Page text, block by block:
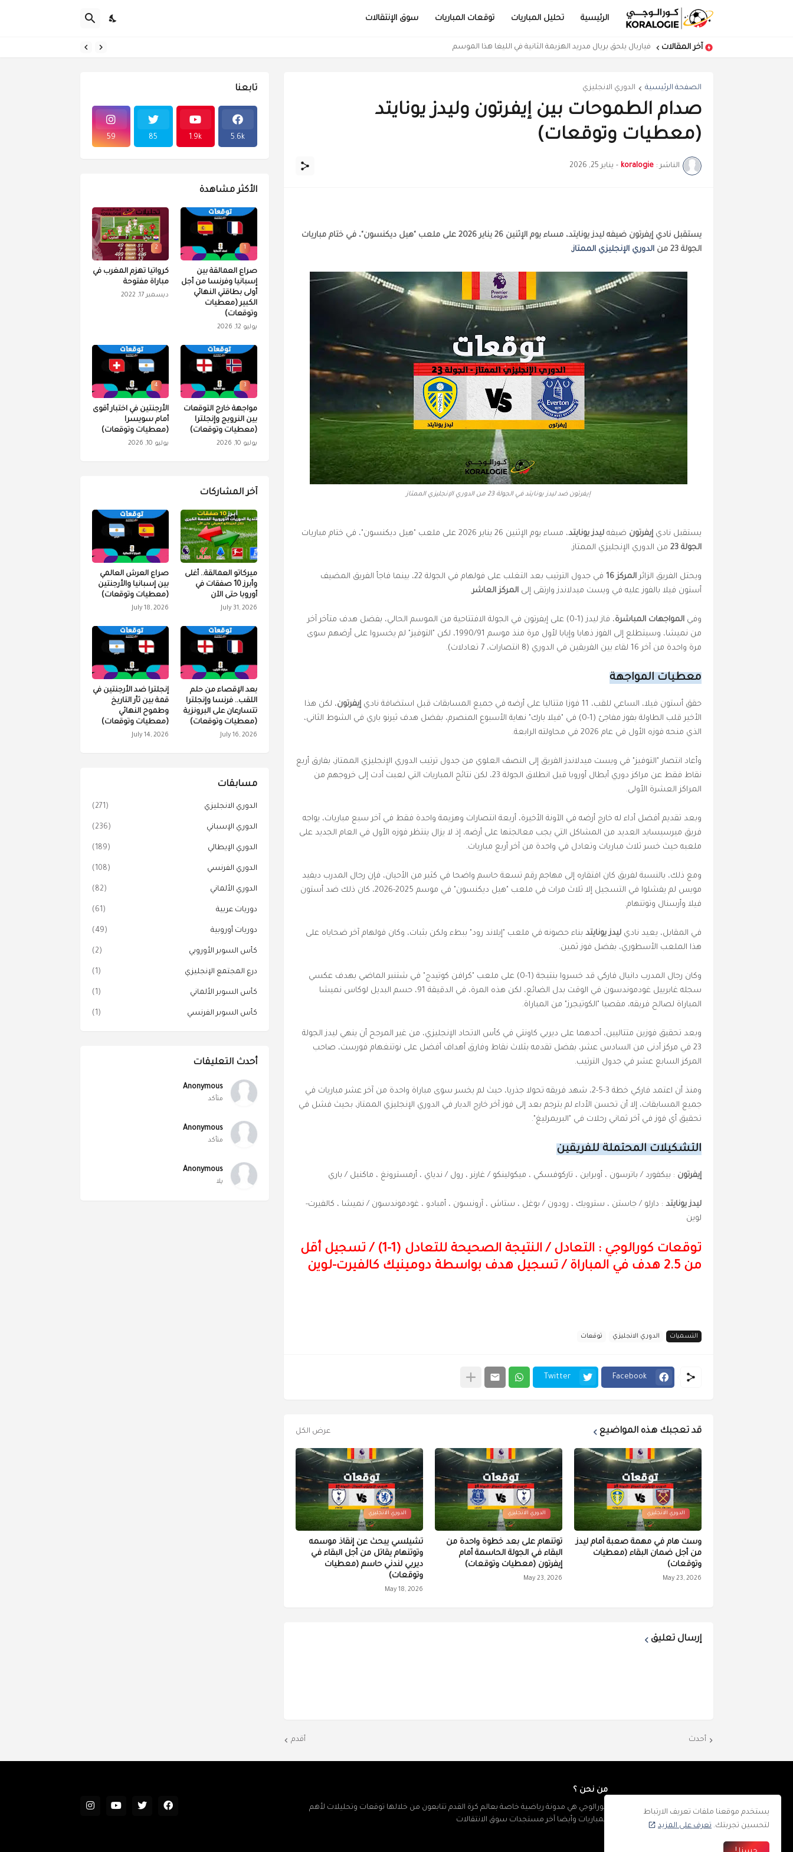
الرئيسية تحليل المباريات توقعات المباريات سوق الإنتقالات
آخر المقالات فياريال يلحق بريال مدريد الهزيمة الثانية في الليغا هذا الموسم
الصفحة الرئيسية الدوري الانجليزي
صدام الطموحات بين إيفرتون وليدز يونايتد
(معطيات وتوقعات)
الناشر : koralogie
- يناير 25, 2026
يستقبل نادي إيفرتون ضيفه ليدز يونايتد، مساء يوم الإثنين 26 يناير 2026 على ملعب "هيل ديكنسون"، في ختام مباريات
الجولة 23 من
الدوري الإنجليزي الممتاز.
إيفرتون ضد ليدز يونايتد في الجولة 23 من الدوري الإنجليزي الممتاز
يستقبل ناديإيفرتون ضيفهليدز يونايتد، مساء يوم الإثنين 26 يناير 2026 على ملعب "هيل ديكنسون"، في ختام مباريات
الجولة 23
من الدوري الإنجليزي الممتاز.
ويحتل الفريق الزائرالمركز 16
في جدول الترتيب بعد التغلب على فولهام في الجولة 22، بينما فاجأ الفريق المضيف
أستون فيلا بالفوز عليه في ويست ميدلاندز وارتقى إلىالمركز العاشر.
وفيالمواجهات المباشرة،
فاز ليدز (1-0) على إيفرتون في الجولة الافتتاحية من الموسم الحالي، بفضل هدف متأخر آخر
من نميشا، وسيتطلع إلى الفوز ذهابا وإيابا لأول مرة منذ موسم 1990/91، لكن "التوفيز" لم يخسروا على أرضهم سوى
مرة واحدة من آخر 16 لقاء بين الفريقين في الدوري (8 انتصارات، 7 تعادلات).
معطيات المواجهة
حقق أستون فيلا، الساعي للقب، 11 فوزا متتاليا على أرضه في جميع المسابقات قبل استضافة نادي إيفرتون، لكن هذا
الأخير قلب الطاولة بفوز مفاجئ (1-0) في "فيلا بارك" نهاية الأسبوع المنصرم، بفضل هدف ثيرنو باري في الشوط الثاني،
الذي منحه فوزه الأول في عام 2026 في محاولته الرابعة.
وأعاد انتصار "التوفيز" في ويست ميدلاندز الفريق إلى النصف العلوي من جدول ترتيب الدوري الإنجليزي الممتاز، بفارق أربع
نقاط فقط عن مراكز دوري أبطال أوروبا قبل انطلاق الجولة 23، لكن نتائج المباريات التي لعبت أدت إلى خروجهم من
المراكز العشرة الأولى.
وبعد تقديم أفضل أداء له خارج أرضه في الآونة الأخيرة، أربعة انتصارات وهزيمة واحدة فقط في آخر سبع مباريات، يواجه
فريق ميرسيسايد العديد من المشاكل التي يجب معالجتها على أرضه، إذ لا يزال ينتظر فوزه الأول في العام الجديد على
ملعبه حيث خسر ثلاث مباريات وتعادل في واحدة من آخر أربع مباريات.
ومع ذلك، بالنسبة لفريق كان افتقاره إلى مهاجم رقم تسعة حاسم واضحا في كثير من الأحيان، فإن رجال المدرب ديفيد
مويس لم يفشلوا في التسجيل إلا ثلاث مرات في ملعب "هيل ديكنسون" في موسم 2025-2026، كان ذلك ضد أستون
فيلا وأرسنال وتوتنهام.
في المقابل، يعيد ناديليدز يونايتد بناء حصونه في ملعب "إيلاند رود" ببطء ولكن بثبات، وكان فولهام آخر ضحاياه على
هذا الملعب الأسطوري، بفضل فوز ثمين.
وكان رجال المدرب دانيال فاركي قد خسروا بنتيجة (1-0) على ملعب "كرافن كوتيدج" في شتنبر الماضي بهدف عكسي
سجله غابرييل غودموندسون في الوقت بدل الضائع، لكن هذه المرة، في الدقيقة 91، حسم البديل لوكاس نميشا
المباراة لصالح فريقه، مقصيا "الكوتيجرز" من المباراة.
وبعد تحقيق فوزين متتاليين، أحدهما على ديربي كاونتي في كأس الاتحاد الإنجليزي، من غير المرجح أن ينهي ليدز الجولة
23 في مركز أدنى من السادس عشر، بفضل تقدمه بثلاث نقاط وفارق أهداف أفضل على نوتنغهام فورست، صاحب
المركز السابع عشر في جدول الترتيب.
ومنذ أن اعتمد فاركي خطة 3-5-2، شهد فريقه تحولا جذريا، حيث لم يخسر سوى مباراة واحدة من آخر عشر مباريات في
جميع المسابقات، إلا أن تحسن الأداء لم يترجم بعد إلى فوز آخر خارج الديار في الدوري الإنجليزي الممتاز، بحيث فشل في
تحقيق أي فوز في آخر ثماني رحلات في "البريمرليغ".
التشكيلات المحتملة للفريقين
إيفرتون : بيكفورد / باترسون ، أوبراين ، تاركوفسكي ، ميكولينكو / غارنر ، رول / ندياي ، أرمسترونغ ، ماكنيل / باري
ليدز يونايتد : دارلو / جاستن ، سترويك ، رودون / بوغل ، ستاش ، آرونسون ، أمبادو ، غودموندسون / نميشا ، كالفيرت-
لوين
توقعات كورالوجي : التعادل/النتيجة الصحيحة للتعادل (1-1) /
تسجيل أقل
من 2.5 هدف في المباراة / تسجيل هدف بواسطة دومينيك كالفيرت-لوين
التسميات الدوري الانجليزي توقعات
Facebook
Twitter
قد تعجبك هذه المواضيع عرض الكل
الدوري الانجليزي
وست هام في مهمة صعبة أمام ليدز
من أجل ضمان البقاء (معطيات
وتوقعات)
May 23, 2026
الدوري الانجليزي
توتنهام على بعد خطوة واحدة من
البقاء في الجولة الحاسمة أمام
إيفرتون (معطيات وتوقعات)
May 23, 2026
الدوري الانجليزي
تشيلسي يبحث عن إنقاذ موسمه
وتوتنهام يقاتل من أجل البقاء في
ديربي لندني حاسم (معطيات
وتوقعات)
May 18, 2026
إرسال تعليق
أحدث أقدم
تابعنا
5.6k
1.9k
85
59
الأكثر مشاهدة
1
صراع العمالقة بين
إسبانيا وفرنسا من أجل
أولى بطاقتي النهائي
الكبير (معطيات
وتوقعات)
يوليو 12, 2026
2
كرواتيا تهزم المغرب في
مباراة مفتوحة
ديسمبر 17, 2022
3
مواجهة خارج التوقعات
بين النرويج وإنجلترا
(معطيات وتوقعات)
يوليو 10, 2026
4
الأرجنتين في اختبار أقوى
أمام سويسرا
(معطيات وتوقعات)
يوليو 10, 2026
آخر المشاركات
ميركاتو العمالقة.. أغلى
وأبرز 10 صفقات في
أوروبا حتى الآن
July 31, 2026
صراع العرش العالمي
بين إسبانيا والأرجنتين
(معطيات وتوقعات)
July 18, 2026
بعد الإقصاء من حلم
اللقب.. فرنسا وإنجلترا
تتسارعان على البرونزية
(معطيات وتوقعات)
July 16, 2026
إنجلترا ضد الأرجنتين في
قمة بين ثأر التاريخ
وطموح النهائي
(معطيات وتوقعات)
July 14, 2026
مسابقات
الدوري الانجليزي (271)
الدوري الإسباني (236)
الدوري الإيطالي (189)
الدوري الفرنسي (108)
الدوري الألماني (82)
دوريات عربية (61)
دوريات أوروبية (49)
كأس السوبر الأوروبي (2)
درع المجتمع الإنجليزي (1)
كأس السوبر الألماني (1)
كأس السوبر الفرنسي (1)
أحدث التعليقات
Anonymous
متأكد
Anonymous
متأكد
Anonymous
يلا
من نحن ؟
كورالوجي هي مدونة رياضية خاصة بعالم كرة القدم تتابعون من خلالها توقعات وتحليلات لأهم
المباريات وأيضا آخر مستجدات سوق الانتقالات
يستخدم موقعنا ملفات تعريف الارتباط
لتحسين تجربتك. تعرف على المزيد